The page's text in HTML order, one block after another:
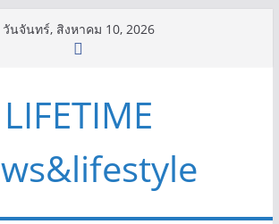
วันจันทร์, สิงหาคม 10, 2026
LIFETIME